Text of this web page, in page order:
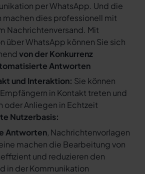
per WhatsApp. Und die
machen dies professionell mit
Nachrichtenversand. Mit
über WhatsApp können Sie sich
von der Konkurrenz
Antworten
und Interaktion: Sie können
in Kontakt treten und
oder Anliegen in Echtzeit
Nutzerbasis:
Antworten, Nachrichtenvorlagen
machen die Bearbeitung von
und reduzieren den
in der Kommunikation